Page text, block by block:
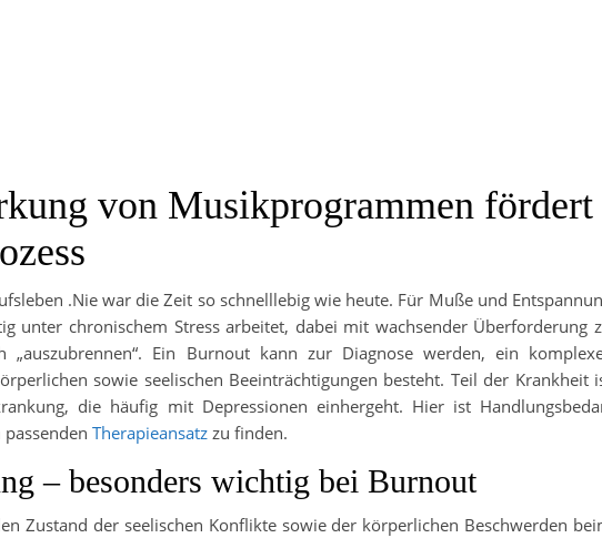
von Musikprogrammen fördert
.Nie war die Zeit so schnelllebig wie heute. Für Muße und
unter chronischem Stress arbeitet, dabei mit wachsender Überforderung
Ein Burnout kann zur Diagnose werden, ein
sowie seelischen Beeinträchtigungen besteht. Teil der Krankheit
die häufig mit Depressionen einhergeht. Hier ist
Therapieansatz zu finden.
– besonders wichtig bei Burnout
Zustand der seelischen Konflikte sowie der körperlichen Beschwerden